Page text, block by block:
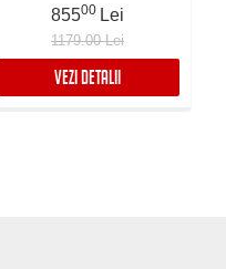
85500 Lei
1179.00 Lei
VEZI DETALII